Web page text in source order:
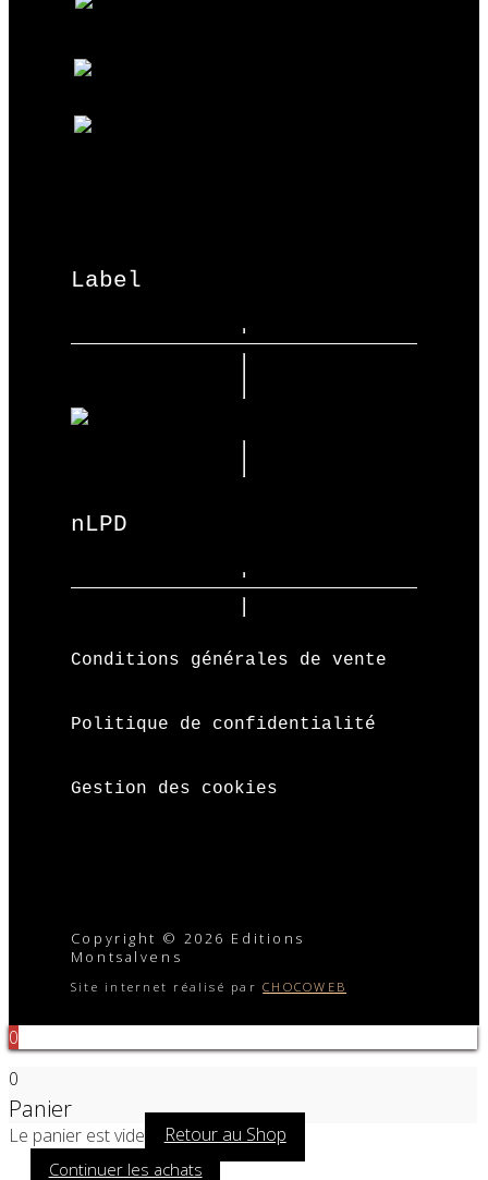
Label
nLPD
Conditions générales de vente
Politique de confidentialité
Gestion des cookies
Copyright © 2026 Editions
Montsalvens
Site internet réalisé parCHOCOWEB
0
0
Panier
Le panier est vide Retour au Shop
Continuer les achats